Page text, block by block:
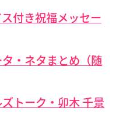
付き祝福メッセー
・ネタまとめ（随
トーク・卯木 千景